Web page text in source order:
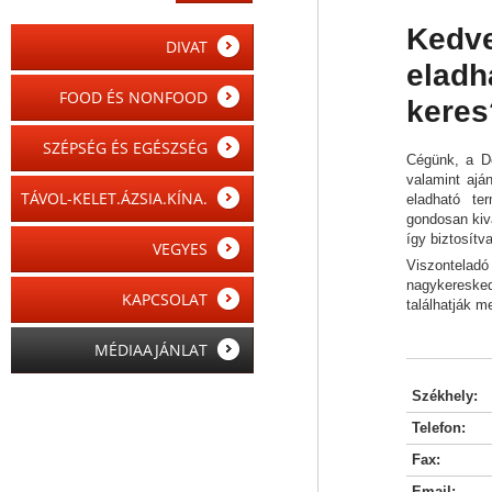
Cégünk, a
valamint
eladható
gondosan
így
találhatják
Székhely:
Telefon:
Fax:
DIVAT
FOOD ÉS NONFOOD
SZÉPSÉG ÉS EGÉSZSÉG
TÁVOL-KELET.ÁZSIA.KÍNA.
VEGYES
KAPCSOLAT
MÉDIAAJÁNLAT